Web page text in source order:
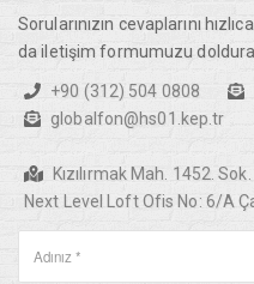
Sorularınızın cevaplarını hızlıca
da iletişim formumuzu
+90 (312) 504 0808
globalfon@hs01.kep.tr
Kızılırmak Mah. 1452. Sok.
Next Level Loft Ofis No: 6/A